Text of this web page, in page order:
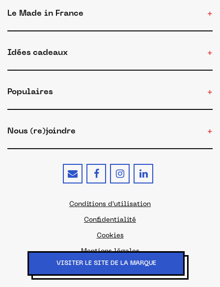
VISITER LE SITE DE LA MARQUE
Le Made in France
Idées cadeaux
Populaires
Nous (re)joindre
© 2026 - Le site du Made in France
Conditions d'utilisation
Confidentialité
Cookies
Mentions légales